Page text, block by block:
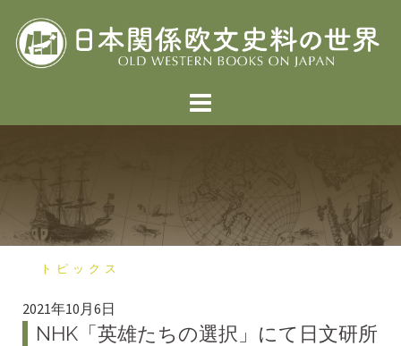
トピックス
2021年10月6日
NHK「英雄たちの選択」にて日文研所